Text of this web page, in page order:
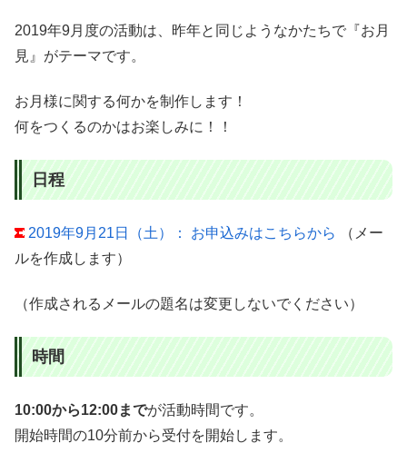
2019年9月度の活動は、昨年と同じようなかたちで『お月
見』がテーマです。
お月様に関する何かを制作します！
何をつくるのかはお楽しみに！！
日程
2019年9月21日（土）： お申込みはこちらから
（メー
ルを作成します）
（作成されるメールの題名は変更しないでください）
時間
10:00から12:00までが活動時間です。
開始時間の10分前から受付を開始します。